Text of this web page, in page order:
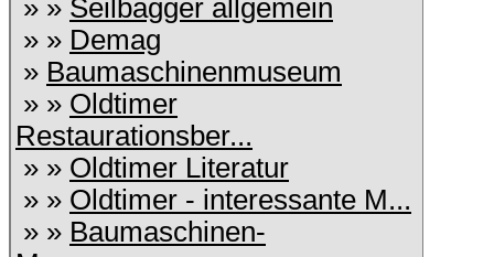
» » Seilbagger allgemein
» » Demag
» Baumaschinenmuseum
» » Oldtimer
Restaurationsber...
» » Oldtimer Literatur
» » Oldtimer - interessante M...
» » Baumaschinen-